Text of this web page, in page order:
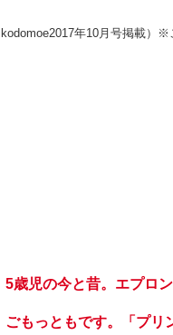
kodomoe2017年10月号掲載）